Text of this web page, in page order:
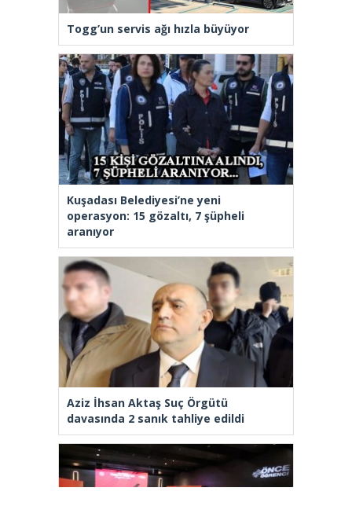
Togg’un servis ağı hızla büyüyor
Kuşadası Belediyesi’ne yeni
operasyon: 15 gözaltı, 7 şüpheli
aranıyor
Aziz İhsan Aktaş Suç Örgütü
davasında 2 sanık tahliye edildi